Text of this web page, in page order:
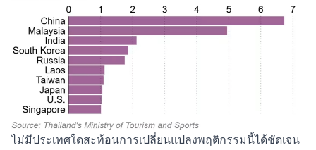
ไม่มีประเทศใดสะท้อนการเปลี่ยนแปลงพฤติกรรมนี้ได้ชัดเจน